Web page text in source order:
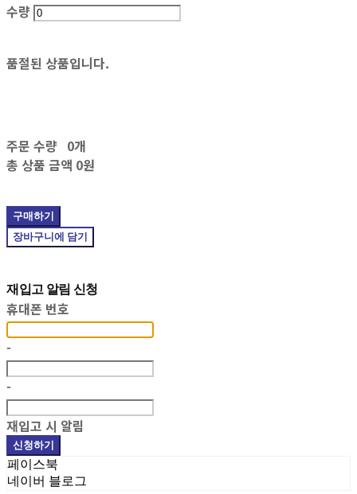
수량
품절된 상품입니다.
주문 수량 0개
총 상품 금액 0원
구매하기
장바구니에 담기
재입고 알림 신청
휴대폰 번호
-
-
재입고 시 알림
신청하기
페이스북
네이버 블로그